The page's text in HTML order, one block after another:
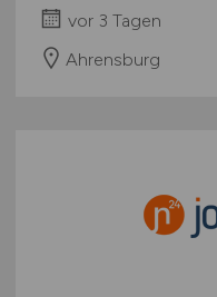
vor 3 Tagen
Ahrensburg